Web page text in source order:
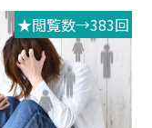
★閲覧数→383回